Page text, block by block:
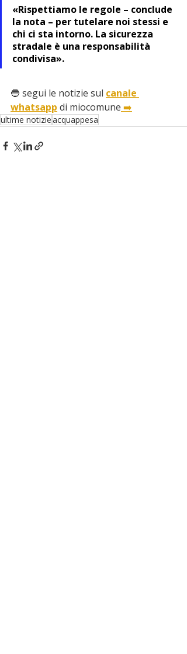
«Rispettiamo le regole – conclude
la nota – per tutelare noi stessi e
chi ci sta intorno. La sicurezza
stradale è una responsabilità
condivisa».
🔵 segui le notizie sul canale
whatsapp di miocomune ➡️
ultime notizieacquappesa